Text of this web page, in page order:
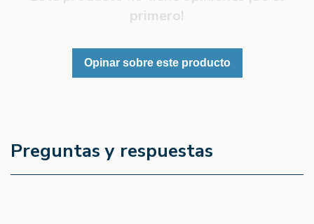
primero!
Opinar sobre este producto
Preguntas y respuestas